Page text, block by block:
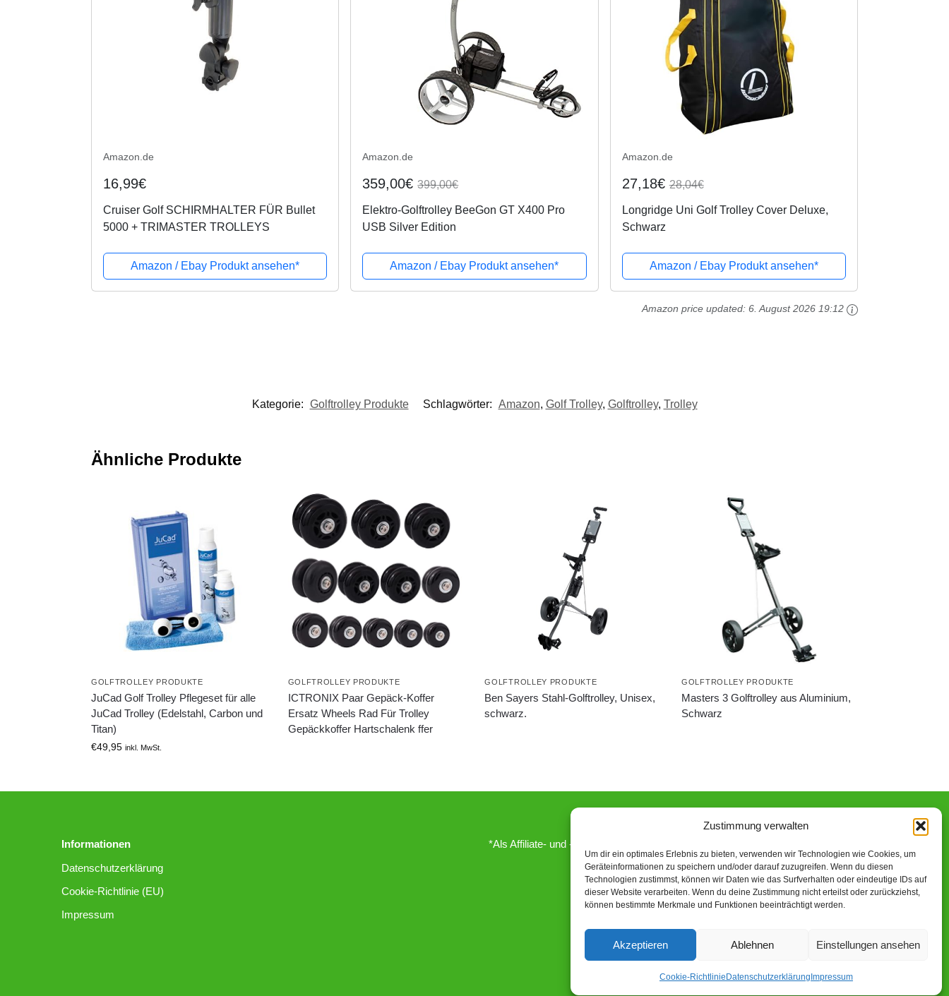
Zustimmung verwalten
Um dir ein optimales Erlebnis zu bieten, verwenden wir Technologien wie Cookies, um
Geräteinformationen zu speichern und/oder darauf zuzugreifen. Wenn du diesen
Technologien zustimmst, können wir Daten wie das Surfverhalten oder eindeutige IDs auf
dieser Website verarbeiten. Wenn du deine Zustimmung nicht erteilst oder zurückziehst,
können bestimmte Merkmale und Funktionen beeinträchtigt werden.
Akzeptieren Ablehnen Einstellungen ansehen
Cookie-Richtlinie Datenschutzerklärung Impressum
Amazon.de
16,99€
Cruiser Golf SCHIRMHALTER FÜR Bullet
5000 + TRIMASTER TROLLEYS
Amazon / Ebay Produkt ansehen*
Amazon.de
359,00€399,00€
Elektro-Golftrolley BeeGon GT X400 Pro
USB Silver Edition
Amazon / Ebay Produkt ansehen*
Amazon.de
27,18€28,04€
Longridge Uni Golf Trolley Cover Deluxe,
Schwarz
Amazon / Ebay Produkt ansehen*
Amazon price updated:6. August 2026 19:12
Kategorie: Golftrolley Produkte Schlagwörter: Amazon, Golf Trolley, Golftrolley, Trolley
Ähnliche Produkte
GOLFTROLLEY PRODUKTE
JuCad Golf Trolley Pflegeset für alle
JuCad Trolley (Edelstahl, Carbon und
Titan)
€49,95 inkl. MwSt.
GOLFTROLLEY PRODUKTE
ICTRONIX Paar Gepäck-Koffer
Ersatz Wheels Rad Für Trolley
Gepäckkoffer Hartschalenk ffer
GOLFTROLLEY PRODUKTE
Ben Sayers Stahl-Golftrolley, Unisex,
schwarz.
GOLFTROLLEY PRODUKTE
Masters 3 Golftrolley aus Aluminium,
Schwarz
Informationen
Datenschutzerklärung
Cookie-Richtlinie (EU)
Impressum
*Als Affiliate- und -Ebay/Amazon-Partner verdiene ich an qualifizierten Käufen.
2023 – Alle Rechte vorbehalten.